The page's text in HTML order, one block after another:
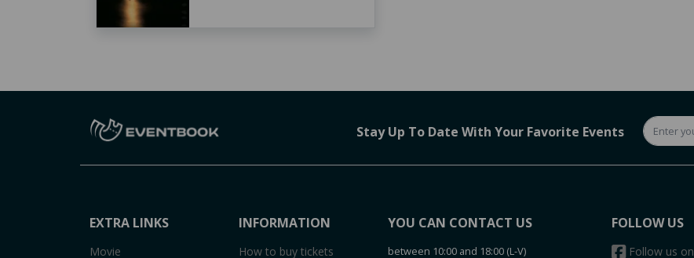
Stay Up To Date With Your Favorite Events
EXTRA LINKS
Movie
INFORMATION
How to buy tickets
YOU CAN CONTACT US
between 10:00 and 18:00 (L-V)
FOLLOW US
Follow us on